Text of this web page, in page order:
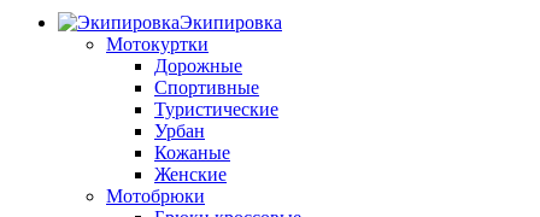
Экипировка
Мотокуртки
Дорожные
Спортивные
Туристические
Урбан
Кожаные
Женские
Мотобрюки